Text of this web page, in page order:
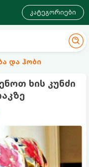
კატეგორიები
და ჰობი
ხის კუნძი